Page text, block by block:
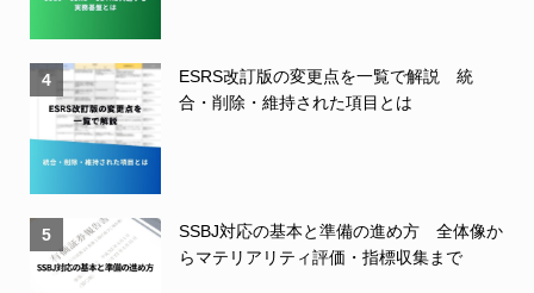
4
ESRS改訂版の変更点を一覧で解説 統
合・削除・維持された項目とは
5
SSBJ対応の基本と準備の進め方 全体像か
らマテリアリティ評価・指標収集まで